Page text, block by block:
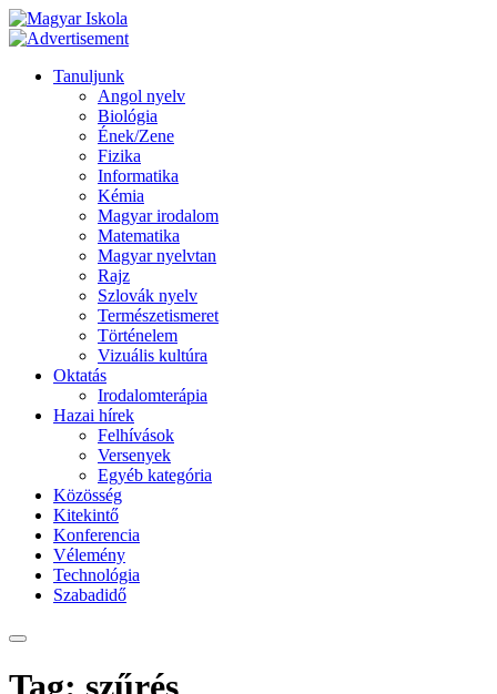
Tanuljunk
Angol nyelv
Biológia
Ének/Zene
Fizika
Informatika
Kémia
Magyar irodalom
Matematika
Magyar nyelvtan
Rajz
Szlovák nyelv
Természetismeret
Történelem
Vizuális kultúra
Oktatás
Irodalomterápia
Hazai hírek
Felhívások
Versenyek
Egyéb kategória
Közösség
Kitekintő
Konferencia
Vélemény
Technológia
Szabadidő